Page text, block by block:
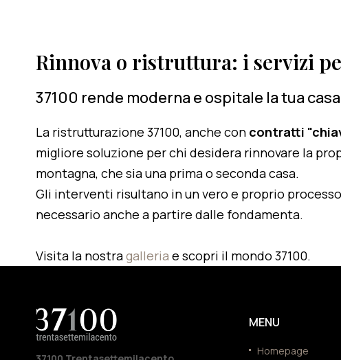
Rinnova o ristruttura: i servizi
37100 rende moderna e ospitale la tua casa
La ristrutturazione 37100, anche con contratti
migliore soluzione per chi desidera rinnovare la
montagna, che sia una prima o seconda casa.
Gli interventi risultano in un vero e proprio
necessario anche a partire dalle fondamenta.
Visita la nostragalleria e scopri il mondo 37100.
MENU
Homepage